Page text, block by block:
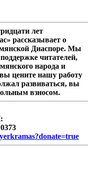
лет
рассказывает о
Диаспоре. Мы
читателей,
народа и
цените нашу работу
развиваться, вы
взносом.